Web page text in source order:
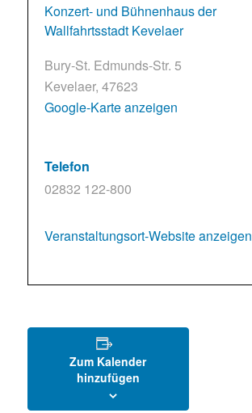
Konzert- und Bühnenhaus der
Wallfahrtsstadt Kevelaer
Bury-St. Edmunds-Str. 5
Kevelaer, 47623
Google-Karte anzeigen
Telefon
02832 122-800
Veranstaltungsort-Website anzeigen
Zum Kalender
hinzufügen